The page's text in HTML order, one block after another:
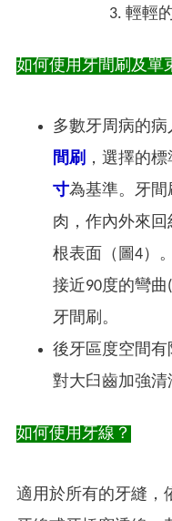
輕輕
如何使用牙間刷及單
多數牙周病的
間刷 ，選擇的
寸為基準。牙間
肉，作內外來
根表面（圖4）
接近90度的彎曲
牙間刷。
後牙區度空間
對大臼齒加強清
如何使用牙線？
適用於所有的牙縫，